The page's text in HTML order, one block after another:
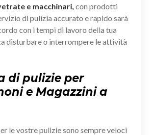
e macchinari, con prodotti
di pulizia accurato e rapido sarà
con i tempi di lavoro della tua
disturbare o interrompere le attività
di pulizie per
e Magazzini a
le vostre pulizie sono sempre veloci